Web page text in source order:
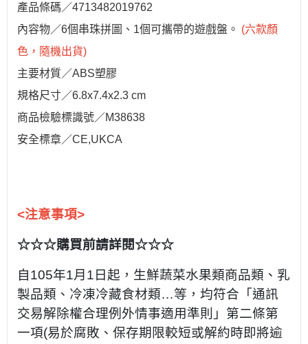
產品條碼／4713482019762
內容物／6個串珠拼圖、1個可攜帶的遊戲盤。 (六款顏
色，隨機出貨)
主要材質／ABS塑膠
規格尺寸／6.8x7.4x2.3 cm
商品檢驗標識號／M38638
安全標章／CE,UKCA
<注意事項>
☆☆☆購買前請詳閱☆☆☆
自105年1月1日起，生鮮蔬菜水果類商品類、乳
製品類、冷凍冷藏食材類…等，均符合「通訊
交易解除權合理例外情事適用準則」第二條第
一項(易於腐敗、保存期限較短或解約時即將逾